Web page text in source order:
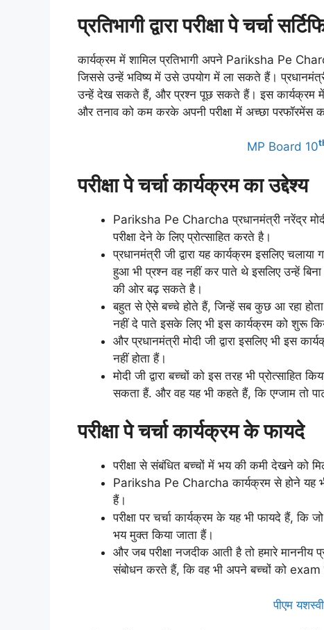
प्रतिभागी द्वारा परीक्षा पे चर्चा
कार्यक्रम में शामिल प्रतिभागी अपने Pariksha Pe
जिससे उन्हें भविष्य में उसे उपयोग में ला सकते हैं।
उन्हें देख सकते हैं, और प्रश्न पूछ सकते हैं। इस कार्यक्रम में 6
और तनाव को कम करके अपनी परीक्षा में अच्छा
MP Board 10
परीक्षा पे चर्चा कार्यक्रम का उद्देश्य
Pariksha Pe Charcha प्रधानमंत्री नरेंद्र
परीक्षा देने के लिए प्रोत्साहित करते है।
प्रधानमंत्री जी द्वारा यह कार्यक्रम इसलिए
हुआ भी प्रश्न वह नहीं कर पाते थे इसलिए उन्हें
की ओर बढ़ सकते है।
बहुत से ऐसे बच्चे होते हैं, जिन्हें सब कुछ आ रहा
नहीं दे पाते इसके लिए भी इस कार्यक्रम को शुरू
और प्रधानमंत्री मोदी जी द्वारा इसलिए भी इस
नहीं होता हैं।
मोदी जी द्वारा बच्चों को इस तरह भी प्रोत्साहित
सकता हैं. और वह यह भी कहते हैं, कि एग्जाम तो
परीक्षा पे चर्चा कार्यक्रम के फायदे
परीक्षा से संबंधित बच्चों में भय की कमी देखने को
Pariksha Pe Charcha कार्यक्रम से होने यह
हैं।
परीक्षा पर चर्चा कार्यक्रम के यह भी फायदे हैं, कि
भय मुक्त किया जाता हैं।
और जब परीक्षा नजदीक आती है तो हमारे माननीय
संबोधन करते हैं, कि वह भी अपने बच्चों को exam
पीएम